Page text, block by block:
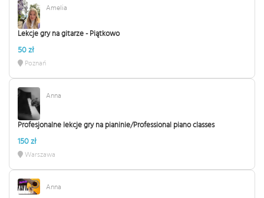
Amelia
Lekcje gry na gitarze - Piątkowo
50 zł
Poznań
Anna
Profesjonalne lekcje gry na pianinie/Professional piano classes
150 zł
Warszawa
Anna